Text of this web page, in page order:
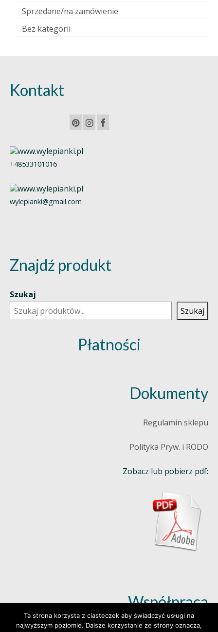
Sprzedane/na zamówienie
Bez kategorii
Kontakt
+48533101016
wylepianki@gmail.com
Znajdź produkt
Szukaj
Szukaj
Płatności
Dokumenty
Regulamin sklepu
Polityka Pryw. i RODO
Zobacz lub pobierz pdf:
Współpraca
Ta strona korzysta z ciasteczek aby świadczyć usługi na
najwyższym poziomie. Dalsze korzystanie ze strony oznacza,